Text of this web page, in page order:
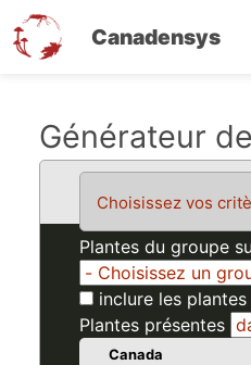
Canadensys
Générateur
Choisissez vos
Plantes du groupe
inclure les
Plantes présentes
Canada